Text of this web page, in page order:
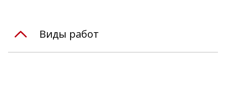
Виды работ